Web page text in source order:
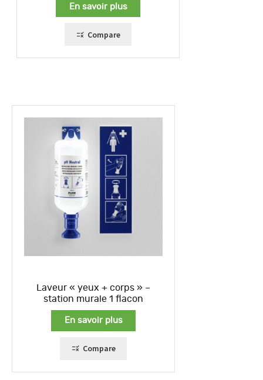
En savoir plus
Compare
Laveur « yeux + corps » –
station murale 1 flacon
En savoir plus
Compare